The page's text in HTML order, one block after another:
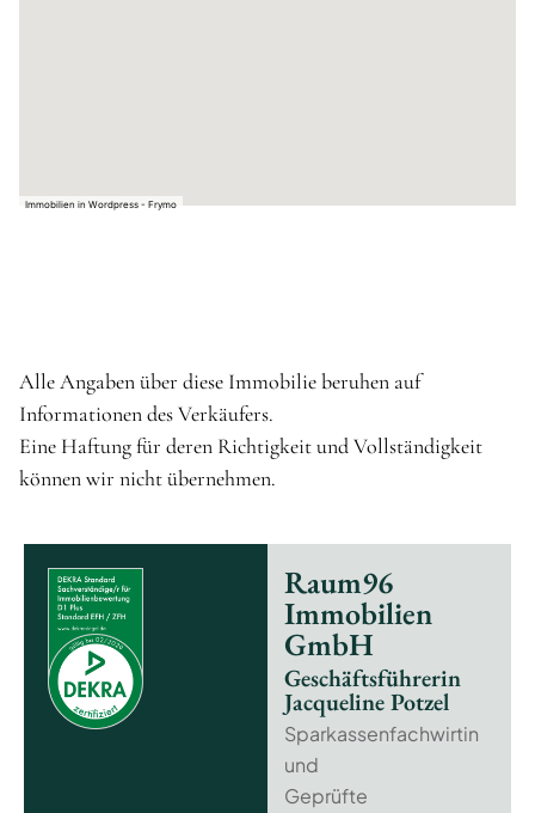
Immobilien in Wordpress - Frymo
Alle Angaben über diese Immobilie beruhen auf
Informationen des Verkäufers.
Eine Haftung für deren Richtigkeit und Vollständigkeit
können wir nicht übernehmen.
Raum96
Immobilien
GmbH
Geschäftsführerin
Jacqueline Potzel
Sparkassenfachwirtin
und
Geprüfte